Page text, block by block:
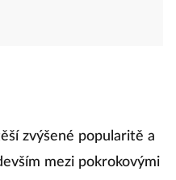
zvýšené popularitě a
mezi pokrokovými